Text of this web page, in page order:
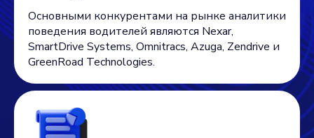
Основными конкурентами на рынке аналитики
поведения водителей являются Nexar,
SmartDrive Systems, Omnitracs, Azuga, Zendrive и
GreenRoad Technologies.